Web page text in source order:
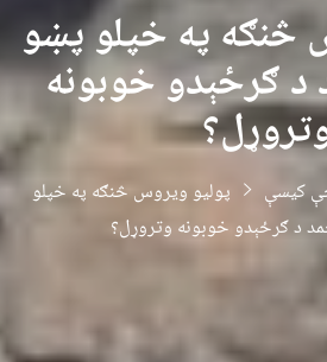
څنګه په خپلو پښو
ګرځېدو خوبونه
کیسې
پولیو ویروس څنګه په خپلو
د ګرځېدو خوبونه وتروړل؟